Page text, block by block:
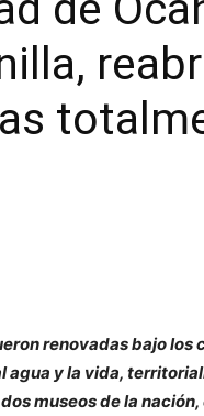
renovadas bajo los
y la vida,
museos de la